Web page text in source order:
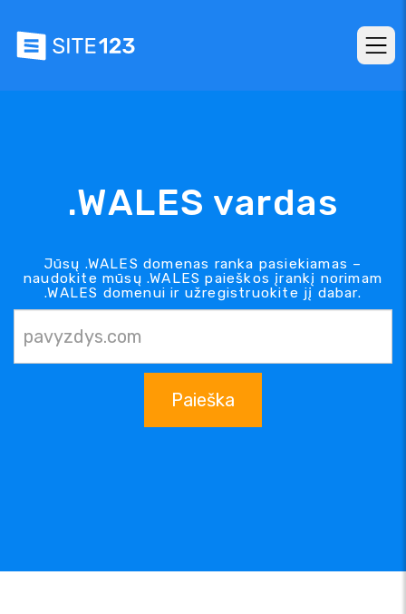
.WALES vardas
Jūsų .WALES domenas ranka pasiekiamas –
naudokite mūsų .WALES paieškos įrankį norimam
.WALES domenui ir užregistruokite jį dabar.
Paieška